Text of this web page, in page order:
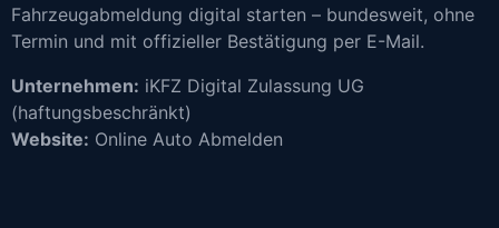
Fahrzeugabmeldung digital starten – bundesweit, ohne
Termin und mit offizieller Bestätigung per E-Mail.
Unternehmen: iKFZ Digital Zulassung UG
(haftungsbeschränkt)
Website: Online Auto Abmelden